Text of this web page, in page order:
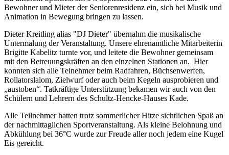
Bewohner und Mieter der Seniorenresidenz ein, sich bei Musik und
Animation in Bewegung bringen zu lassen.
Dieter Kreitling alias "DJ Dieter" übernahm die musikalische
Untermalung der Veranstaltung. Unsere ehrenamtliche Mitarbeiterin
Brigitte Kabelitz turnte vor, und leitete die Bewohner gemeinsam
mit den Betreuungskräften an den einzelnen Stationen an. Hier
konnten sich alle Teinehmer beim Radfahren, Büchsenwerfen,
Rollatorslalom, Zielwurf oder auch beim Kegeln ausprobieren und
„austoben“. Tatkräftige Unterstützung bekamen wir auch von den
Schülern und Lehrern des Schultz-Hencke-Hauses Kade.
Alle Teilnehmer hatten trotz sommerlicher Hitze sichtlichen Spaß an
der nachmittaglichen Sportveranstaltung. Als kleine Belohnung und
Abkühlung bei 36°C wurde zur Freude aller noch jedem eine Kugel
Eis gereicht.